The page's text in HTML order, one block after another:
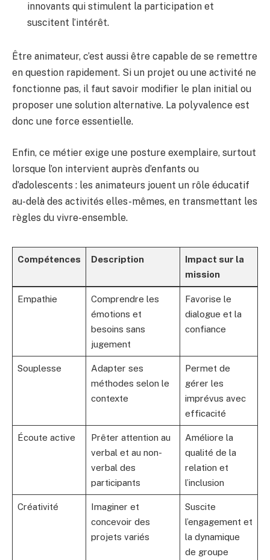
innovants qui stimulent la participation et
suscitent l’intérêt.
Être animateur, c’est aussi être capable de se remettre
en question rapidement. Si un projet ou une activité ne
fonctionne pas, il faut savoir modifier le plan initial ou
proposer une solution alternative. La polyvalence est
donc une force essentielle.
Enfin, ce métier exige une posture exemplaire, surtout
lorsque l’on intervient auprès d’enfants ou
d’adolescents : les animateurs jouent un rôle éducatif
au-delà des activités elles-mêmes, en transmettant les
règles du vivre-ensemble.
Compétences Description
Impact sur la
mission
Empathie
Comprendre les
émotions et
besoins sans
jugement
Favorise le
dialogue et la
confiance
Souplesse
Adapter ses
méthodes selon le
contexte
Permet de
gérer les
imprévus avec
efficacité
Écoute active
Prêter attention au
verbal et au non-
verbal des
participants
Améliore la
qualité de la
relation et
l’inclusion
Créativité
Imaginer et
concevoir des
projets variés
Suscite
l’engagement et
la dynamique
de groupe